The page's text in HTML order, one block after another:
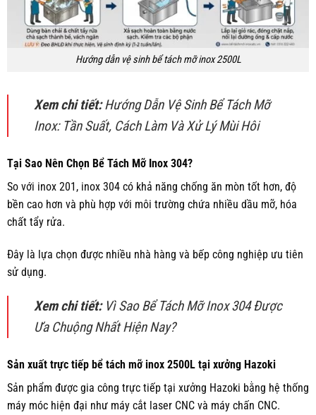
Hướng dẫn vệ sinh bể tách mỡ inox 2500L
Xem chi tiết:Hướng Dẫn Vệ Sinh Bể Tách Mỡ
Inox: Tần Suất, Cách Làm Và Xử Lý Mùi Hôi
Tại Sao Nên Chọn Bể Tách Mỡ Inox 304?
So với inox 201, inox 304 có khả năng chống ăn mòn tốt hơn, độ
bền cao hơn và phù hợp với môi trường chứa nhiều dầu mỡ, hóa
chất tẩy rửa.
Đây là lựa chọn được nhiều nhà hàng và bếp công nghiệp ưu tiên
sử dụng.
Xem chi tiết: Vì Sao Bể Tách Mỡ Inox 304 Được
Ưa Chuộng Nhất Hiện Nay?
Sản xuất trực tiếp bể tách mỡ inox 2500L tại xưởng Hazoki
Sản phẩm được gia công trực tiếp tại xưởng Hazoki bằng hệ thống
máy móc hiện đại như máy cắt laser CNC và máy chấn CNC.